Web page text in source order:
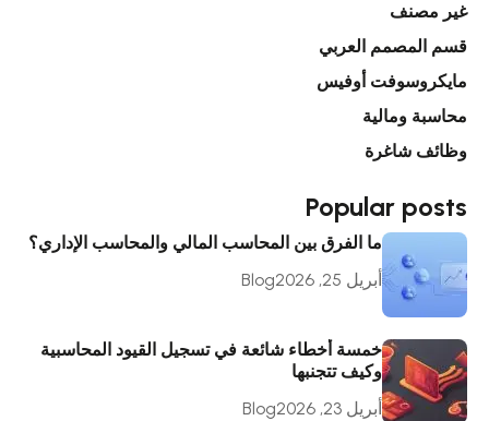
غير مصنف
قسم المصمم العربي
مايكروسوفت أوفيس
محاسبة ومالية
وظائف شاغرة
Popular posts
ما الفرق بين المحاسب المالي والمحاسب الإداري؟
أبريل 25, 2026
Blog
خمسة أخطاء شائعة في تسجيل القيود المحاسبية
وكيف تتجنبها
أبريل 23, 2026
Blog